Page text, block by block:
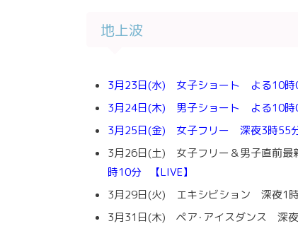
地上波
3月23日(水) 女子ショート よる10時
3月24日(木) 男子ショート よる10時
3月25日(金) 女子フリー 深夜3時55分
3月26日(土) 女子フリー＆男子直前
時10分 【LIVE】
3月29日(火) エキシビション 深夜1
3月31日(木) ペア･アイスダンス 深